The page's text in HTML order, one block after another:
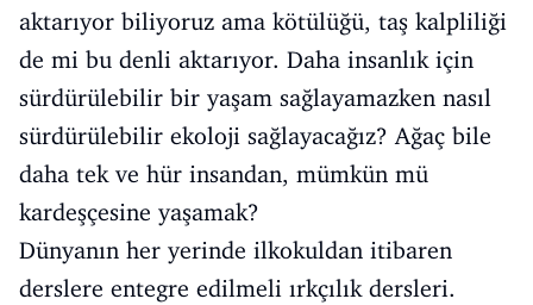
aktarıyor biliyoruz ama kötülüğü, taş kalpliliği
de mi bu denli aktarıyor. Daha insanlık için
sürdürülebilir bir yaşam sağlayamazken nasıl
sürdürülebilir ekoloji sağlayacağız? Ağaç bile
daha tek ve hür insandan, mümkün mü
kardeşçesine yaşamak?
Dünyanın her yerinde ilkokuldan itibaren
derslere entegre edilmeli ırkçılık dersleri.